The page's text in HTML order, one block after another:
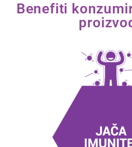
Benefiti